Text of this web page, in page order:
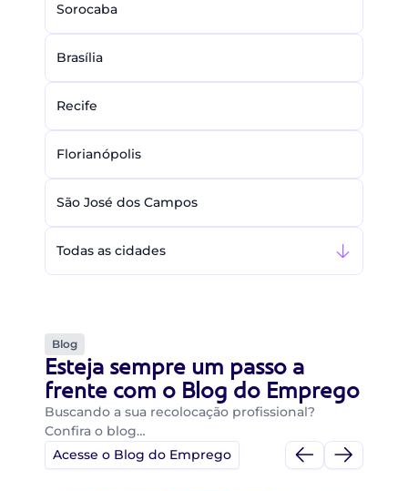
Sorocaba
Brasília
Recife
Florianópolis
São José dos Campos
Todas as cidades
Blog
Esteja sempre um passo a
frente com o Blog do Emprego
Buscando a sua recolocação profissional?
Confira o blog…
Acesse o Blog do Emprego